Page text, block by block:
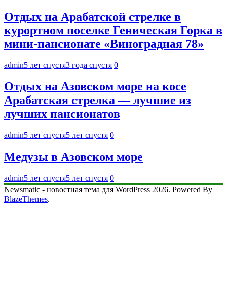
Отдых на Арабатской стрелке в
курортном поселке Геническая Горка в
мини-пансионате «Виноградная 78»
admin5 лет спустя3 года спустя 0
Отдых на Азовском море на косе
Арабатская стрелка — лучшие из
лучших пансионатов
admin5 лет спустя5 лет спустя 0
Медузы в Азовском море
admin5 лет спустя5 лет спустя 0
Newsmatic - новостная тема для WordPress 2026. Powered By
BlazeThemes.